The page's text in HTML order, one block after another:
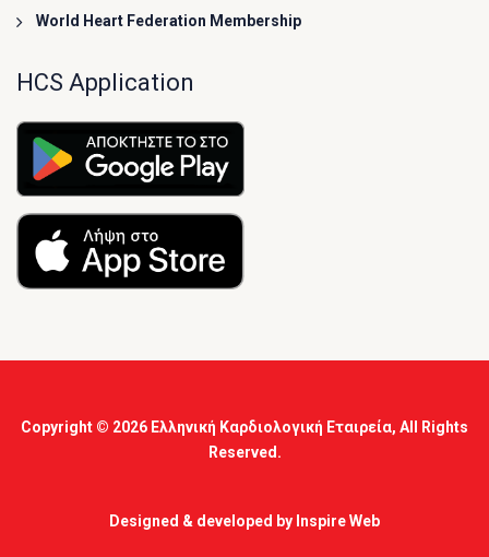
World Heart Federation Membership
HCS Application
Copyright © 2026 Ελληνική Καρδιολογική Εταιρεία, All Rights
Reserved.
Designed & developed by Inspire Web